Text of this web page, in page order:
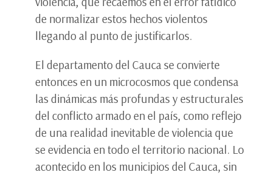
de normalizar estos hechos violentos
llegando al punto de justificarlos.
El departamento del Cauca se convierte
entonces en un microcosmos que condensa
las dinámicas más profundas y estructurales
del conflicto armado en el país, como reflejo
de una realidad inevitable de violencia que
se evidencia en todo el territorio nacional. Lo
acontecido en los municipios del Cauca, sin